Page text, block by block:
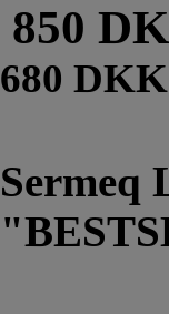
850
680
Sermeq